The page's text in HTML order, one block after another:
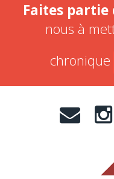
Faites partie
nous à
chronique